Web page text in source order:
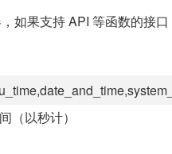
果支持 API 等函数的接口
（以秒计）